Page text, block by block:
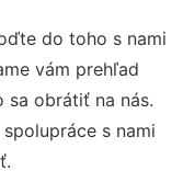
do toho s nami
vám prehľad
sa obrátiť na nás.
s nami